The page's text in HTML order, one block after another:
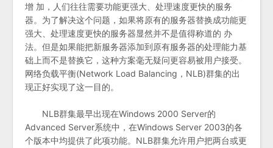
增 加，人们往往需要功能更强大、处理速度更快的服务
器。为了解决这个问题，如果将原有的服务器替换成功能更
强大、处理速度更快的服务器显然并不是值得称道的 办
法。但是如果能把新服务器添加到原有服务器的处理能力基
础上而不是替换它，这种方案毫无疑问更容易被用户接受。
网络负载平衡(Network Load Balancing，NLB)群集的出
现正好实现了这一目的。
NLB群集最早出现在Windows 2000 Server的
Advanced Server系统中，在Windows Server 2003的各
个版本中均提供了此项功能。NLB群集允许用户把两台或更